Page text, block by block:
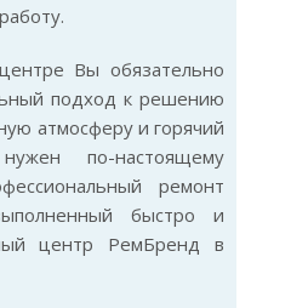
Вы обязательно
подход к решению
атмосферу и горячий
по-настоящему
ремонт
быстро и
центр РемБренд в